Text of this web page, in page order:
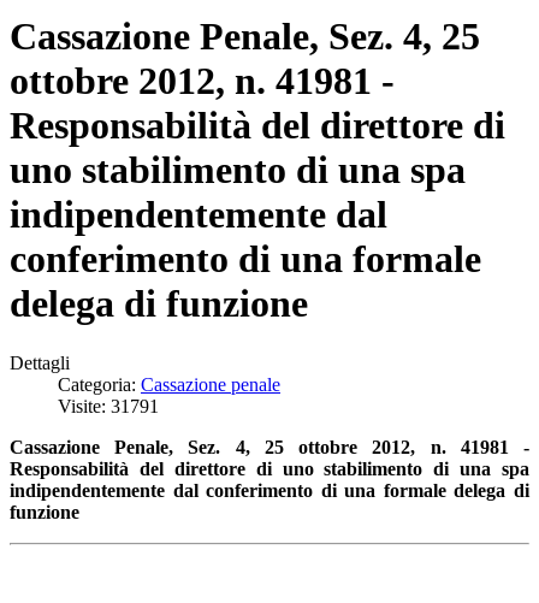
Cassazione Penale, Sez. 4, 25
ottobre 2012, n. 41981 -
Responsabilità del direttore di
uno stabilimento di una spa
indipendentemente dal
conferimento di una formale
delega di funzione
Dettagli
Categoria: Cassazione penale
Visite: 31791
Cassazione Penale, Sez. 4, 25 ottobre 2012, n. 41981 -
Responsabilità del direttore di uno stabilimento di una spa
indipendentemente dal conferimento di una formale delega di
funzione